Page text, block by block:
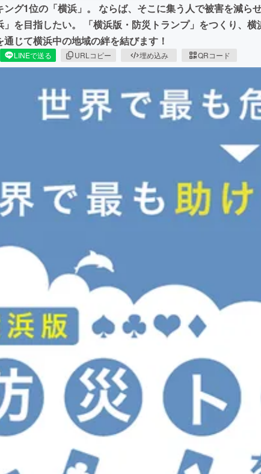
グ1位の「横浜」。 ならば、そこに集う人で被害を減ら
を目指したい。 「横浜版・防災トランプ」をつくり、横
じて横浜中の地域の絆を結びます！
LINEで送る URLコピー 埋め込み QRコード